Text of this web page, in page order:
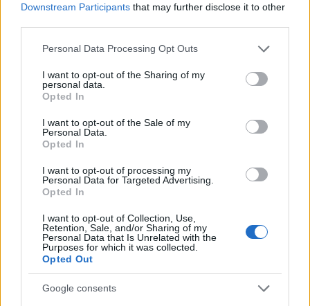
Downstream Participants that may further disclose it to other
Please note that this website/app uses one or more Google
not limited to your visit or usage behaviour. You may click to
grant or deny consent to Google and its third-party tags to
use your data for below specified purposes in below Google
consent section.
Personal Data Processing Opt Outs
I want to opt-out of the Sharing of my
personal data.
Opted In
I want to opt-out of the Sale of my
Personal Data.
Opted In
I want to opt-out of processing my
Personal Data for Targeted Advertising.
Opted In
I want to opt-out of Collection, Use,
Retention, Sale, and/or Sharing of my
Personal Data that Is Unrelated with the
Purposes for which it was collected.
Opted Out
Google consents